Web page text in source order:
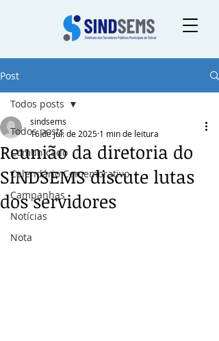
Post
Todos posts
Comunicado
Calendário Comemorativo
Campanhas
Notícias
Nota
Todos posts
Reunião da diretoria do
SINDSEMS discute lutas
dos servidores
sindsems
16 de jul. de 2025 1 min de leitura